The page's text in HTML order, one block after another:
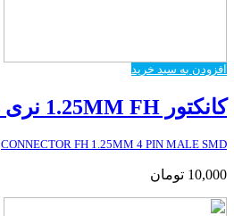
افزودن به سبد خرید
کانکتور 1.25MM FH نری 4 پین SMD
CONNECTOR FH 1.25MM 4 PIN MALE SMD
10,000 تومان